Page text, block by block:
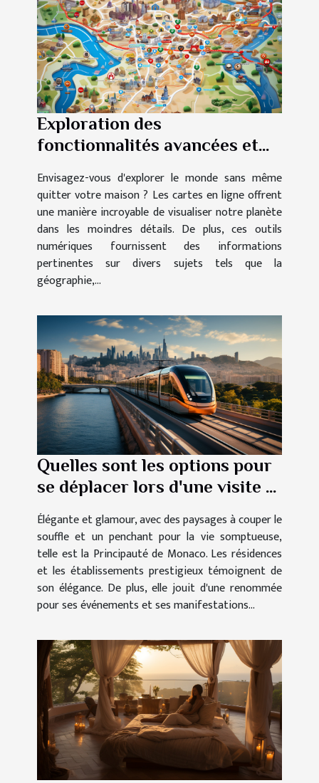
Exploration des
fonctionnalités avancées et
cartes en ligne
Envisagez-vous d'explorer le monde sans même
quitter votre maison ? Les cartes en ligne offrent
une manière incroyable de visualiser notre planète
dans les moindres détails. De plus, ces outils
numériques fournissent des informations
pertinentes sur divers sujets tels que la
géographie,...
Quelles sont les options pour
se déplacer lors d'une visite à
Monaco ?
Élégante et glamour, avec des paysages à couper le
souffle et un penchant pour la vie somptueuse,
telle est la Principauté de Monaco. Les résidences
et les établissements prestigieux témoignent de
son élégance. De plus, elle jouit d'une renommée
pour ses événements et ses manifestations...